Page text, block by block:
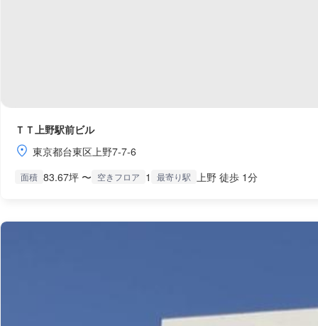
ＴＴ上野駅前ビル
東京都台東区上野7-7-6
面積 83.67坪 〜 空きフロア 1 最寄り駅 上野 徒歩 1分